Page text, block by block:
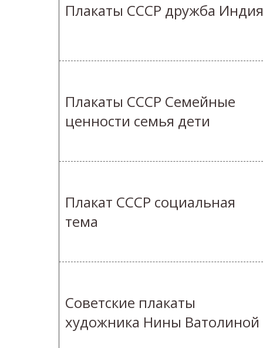
Плакаты СССР дружба Индия
Плакаты СССР Семейные
ценности семья дети
Плакат СССР социальная
тема
Советские плакаты
художника Нины Ватолиной